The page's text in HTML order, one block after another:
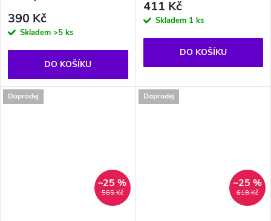
390 Kč
Skladem >5 ks
DO KOŠÍKU
411 Kč
Skladem 1 ks
DO KOŠÍKU
Doprodej
565 Kč
–25 %
Doprodej
618 Kč
–25 %